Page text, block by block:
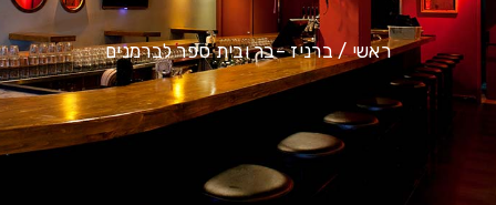
ראשי/ברניז –בר ובית ספר לברמנים